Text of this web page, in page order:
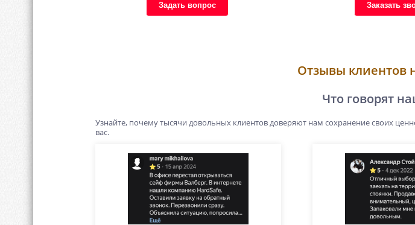
Задать вопрос Заказать
Отзывы клиентов
Что говорят
Узнайте, почему тысячи довольных клиентов доверяют нам сохранение своих
вас.